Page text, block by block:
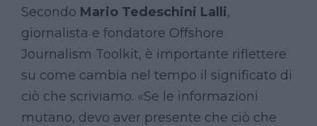
Secondo Mario Tedeschini Lalli,
giornalista e fondatore Offshore
Journalism Toolkit, è importante riflettere
su come cambia nel tempo il significato di
ciò che scriviamo. «Se le informazioni
mutano, devo aver presente che ciò che